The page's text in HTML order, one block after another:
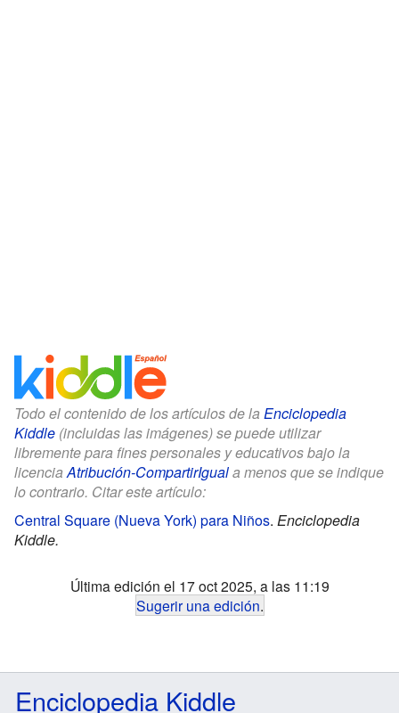
Todo el contenido de los artículos de la Enciclopedia
Kiddle (incluidas las imágenes) se puede utilizar
libremente para fines personales y educativos bajo la
licenciaAtribución-CompartirIguala menos que se indique
lo contrario. Citar este artículo:
Central Square (Nueva York) para Niños. Enciclopedia
Kiddle.
Última edición el 17 oct 2025, a las 11:19
Sugerir una edición.
Enciclopedia Kiddle